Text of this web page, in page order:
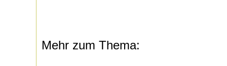
Mehr zum Thema: